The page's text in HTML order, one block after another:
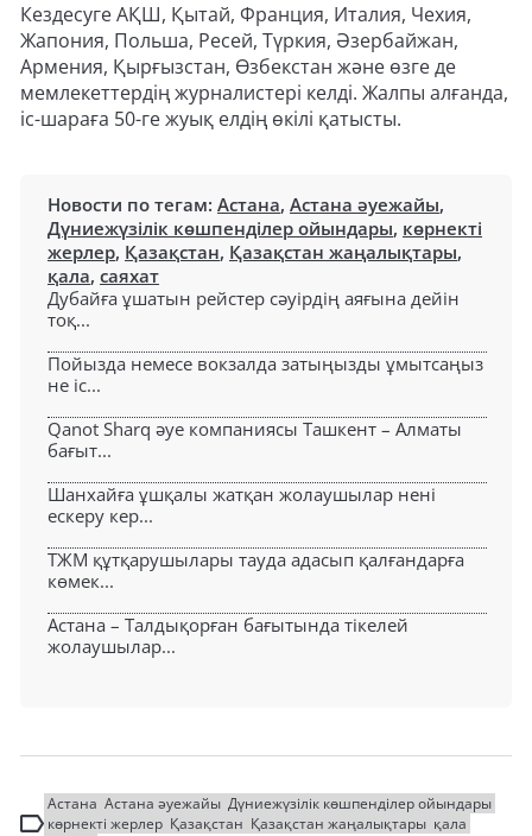
Кездесуге АҚШ, Қытай, Франция, Италия, Чехия,
Жапония, Польша, Ресей, Түркия, Әзербайжан,
Армения, Қырғызстан, Өзбекстан және өзге де
мемлекеттердің журналистері келді. Жалпы алғанда,
іс-шараға 50-ге жуық елдің өкілі қатысты.
Новости по тегам: Астана, Астана әуежайы,
Дүниежүзілік көшпенділер ойындары, көрнекті
жерлер, Қазақстан, Қазақстан жаңалықтары,
қала, саяхат
Дубайға ұшатын рейстер сәуірдің аяғына дейін
тоқ...
Пойызда немесе вокзалда затыңызды ұмытсаңыз
не іс...
Qanot Sharq әуе компаниясы Ташкент – Алматы
бағыт...
Шанхайға ұшқалы жатқан жолаушылар нені
ескеру кер...
ТЖМ құтқарушылары тауда адасып қалғандарға
көмек...
Астана – Талдықорған бағытында тікелей
жолаушылар...
Астана Астана әуежайы Дүниежүзілік көшпенділер ойындары
көрнекті жерлер Қазақстан Қазақстан жаңалықтары қала